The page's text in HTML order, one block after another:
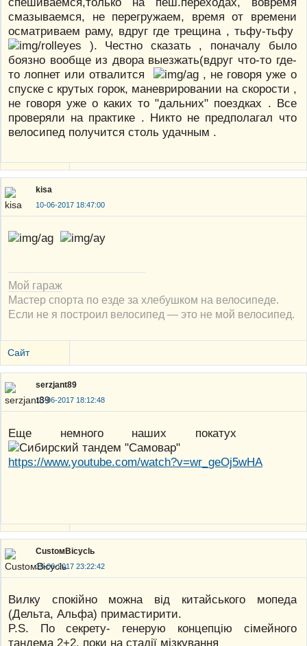
смазываемся, не перегружаем, время от времени
осматриваем раму, вдруг где трещина , тьфу-тьфу
). Честно сказать , поначалу было
боязно вообще из двора выезжать(вдруг что-то где-
то лопнет или отвалится
, не говоря уже о
спуске с крутых горок, маневрировании на скорости ,
не говоря уже о каких то "дальних" поездках . Все
проверяли на практике . Никто не предполагал что
велосипед получится столь удачным .
kisa
10-06-2017 18:47:00
Мой гараж
Мастер спорта по езде за хлебушком на велосипеде.
Если не я построил велосипед — это не мой велосипед.
Сайт
serzjant89
13-06-2017 18:12:48
Еще немного наших покатух
https://www.youtube.com/watch?v=wr_geOj5wHA
CustoмBicyclь
13-06-2017 23:22:42
Вилку спокійно можна від китайського мопеда
(Дельта, Альфа) примастирити.
P.S. По секрету- генерую концепцію сімейного
тандема 2+2, поки на стадії мізкування